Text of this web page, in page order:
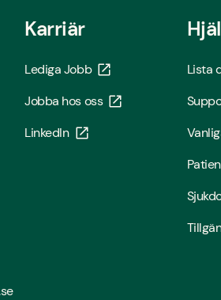
Karriär
Lediga Jobb
Jobba hos oss
LinkedIn
Lista